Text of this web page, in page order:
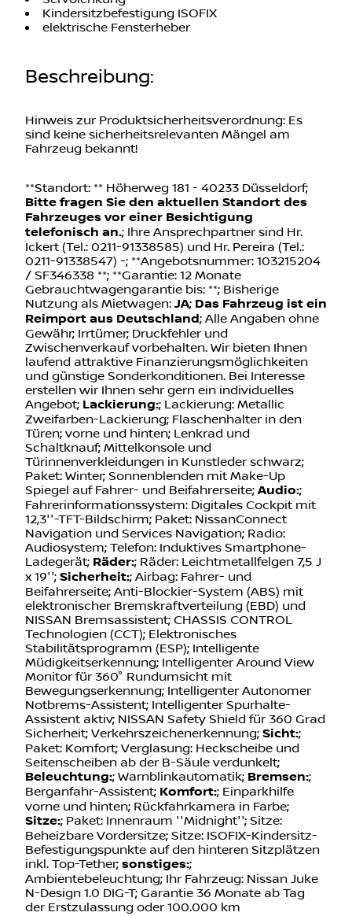
Kindersitzbefestigung ISOFIX
elektrische Fensterheber
Beschreibung:
Hinweis zur Produktsicherheitsverordnung: Es
sind keine sicherheitsrelevanten Mängel am
Fahrzeug bekannt!
**Standort: ** Höherweg 181 - 40233 Düsseldorf;
Bitte fragen Sie den aktuellen Standort des
Fahrzeuges vor einer Besichtigung
telefonisch an.; Ihre Ansprechpartner sind Hr.
Ickert (Tel.: 0211-91338585) und Hr. Pereira (Tel.:
0211-91338547) -; **Angebotsnummer: 103215204
/ SF346338 **; **Garantie: 12 Monate
Gebrauchtwagengarantie bis: **; Bisherige
Nutzung als Mietwagen: JA; Das Fahrzeug ist ein
Reimport aus Deutschland; Alle Angaben ohne
Gewähr; Irrtümer; Druckfehler und
Zwischenverkauf vorbehalten. Wir bieten Ihnen
laufend attraktive Finanzierungsmöglichkeiten
und günstige Sonderkonditionen. Bei Interesse
erstellen wir Ihnen sehr gern ein individuelles
Angebot; Lackierung:; Lackierung: Metallic
Zweifarben-Lackierung; Flaschenhalter in den
Türen; vorne und hinten; Lenkrad und
Schaltknauf; Mittelkonsole und
Türinnenverkleidungen in Kunstleder schwarz;
Paket: Winter; Sonnenblenden mit Make-Up
Spiegel auf Fahrer- und Beifahrerseite; Audio:;
Fahrerinformationssystem: Digitales Cockpit mit
12,3''-TFT-Bildschirm; Paket: NissanConnect
Navigation und Services Navigation; Radio:
Audiosystem; Telefon: Induktives Smartphone-
Ladegerät; Räder:; Räder: Leichtmetallfelgen 7,5 J
x 19''; Sicherheit:; Airbag: Fahrer- und
Beifahrerseite; Anti-Blockier-System (ABS) mit
elektronischer Bremskraftverteilung (EBD) und
NISSAN Bremsassistent; CHASSIS CONTROL
Technologien (CCT); Elektronisches
Stabilitätsprogramm (ESP); Intelligente
Müdigkeitserkennung; Intelligenter Around View
Monitor für 360° Rundumsicht mit
Bewegungserkennung; Intelligenter Autonomer
Notbrems-Assistent; Intelligenter Spurhalte-
Assistent aktiv; NISSAN Safety Shield für 360 Grad
Sicherheit; Verkehrszeichenerkennung; Sicht:;
Paket: Komfort; Verglasung: Heckscheibe und
Seitenscheiben ab der B-Säule verdunkelt;
Beleuchtung:; Warnblinkautomatik; Bremsen:;
Berganfahr-Assistent; Komfort:; Einparkhilfe
vorne und hinten; Rückfahrkamera in Farbe;
Sitze:; Paket: Innenraum ''Midnight''; Sitze:
Beheizbare Vordersitze; Sitze: ISOFIX-Kindersitz-
Befestigungspunkte auf den hinteren Sitzplätzen
inkl. Top-Tether; sonstiges:;
Ambientebeleuchtung; Ihr Fahrzeug: Nissan Juke
N-Design 1.0 DIG-T; Garantie 36 Monate ab Tag
der Erstzulassung oder 100.000 km